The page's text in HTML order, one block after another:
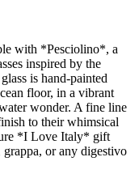
with *Pesciolino*, a
inspired by the
is hand-painted
floor, in a vibrant
wonder. A fine line
to their whimsical
*I Love Italy* gift
or any digestivo